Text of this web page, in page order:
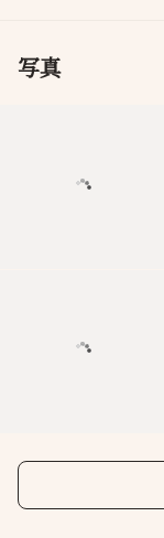
写真